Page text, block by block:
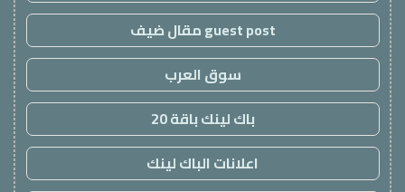
guest post مقال ضيف
سوق العرب
باك لينك باقة 20
اعلانات الباك لينك